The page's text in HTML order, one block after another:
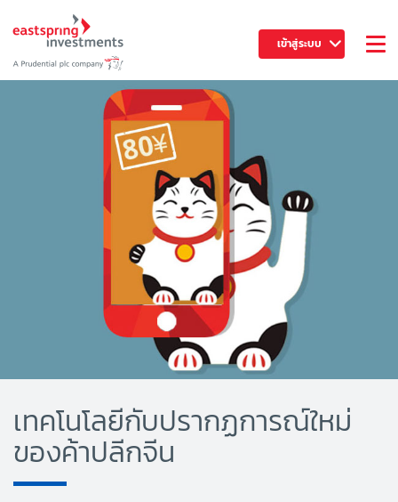
เข้าสู่ระบบ
เทคโนโลยีกับปรากฏการณ์ใหม่
ของค้าปลีกจีน